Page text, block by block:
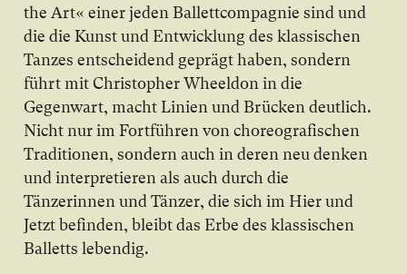
the Art« einer jeden Ballettcompagnie sind und
die die Kunst und Entwicklung des klassischen
Tanzes entscheidend geprägt haben, sondern
führt mit Christopher Wheeldon in die
Gegenwart, macht Linien und Brücken deutlich.
Nicht nur im Fortführen von choreografischen
Traditionen, sondern auch in deren neu denken
und interpretieren als auch durch die
Tänzerinnen und Tänzer, die sich im Hier und
Jetzt befinden, bleibt das Erbe des klassischen
Balletts lebendig.